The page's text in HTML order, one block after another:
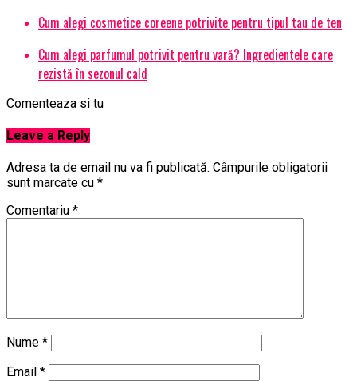
Cum alegi cosmetice coreene potrivite pentru tipul tau de ten
Cum alegi parfumul potrivit pentru vară? Ingredientele care
rezistă în sezonul cald
Comenteaza si tu
Leave a Reply
Adresa ta de email nu va fi publicată. Câmpurile obligatorii
sunt marcate cu *
Comentariu *
Nume *
Email *